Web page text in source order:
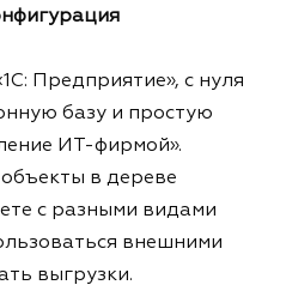
Предприятие», с нуля
базу и простую
ИТ-фирмой».
в дереве
с разными видами
внешними
выгрузки.